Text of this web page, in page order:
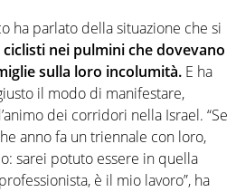
ha parlato della situazione che si
ciclisti nei pulmini che dovevano
sulla loro incolumità. E ha
il modo di manifestare,
dei corridori nella Israel. “Se
anno fa un triennale con loro,
sarei potuto essere in quella
è il mio lavoro”, ha